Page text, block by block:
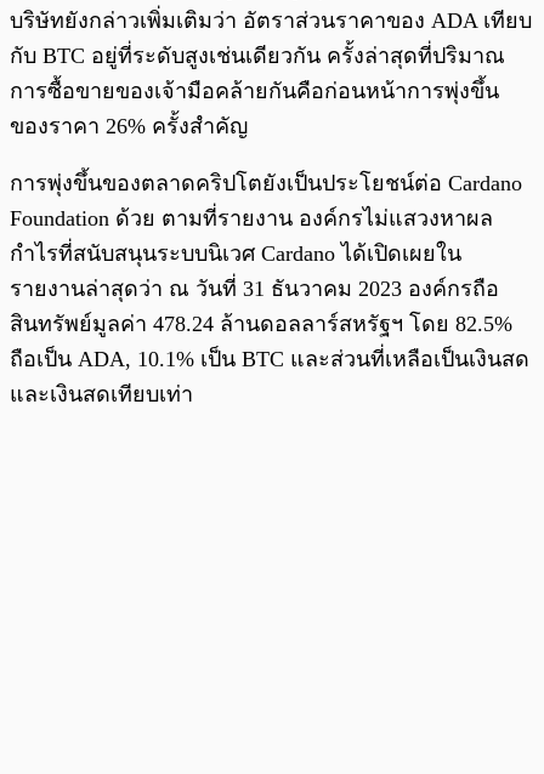
บริษัทยังกล่าวเพิ่มเติมว่า อัตราส่วนราคาของ ADA เทียบ
กับ BTC อยู่ที่ระดับสูงเช่นเดียวกัน ครั้งล่าสุดที่ปริมาณ
การซื้อขายของเจ้ามือคล้ายกันคือก่อนหน้าการพุ่งขึ้น
ของราคา 26% ครั้งสำคัญ
การพุ่งขึ้นของตลาดคริปโตยังเป็นประโยชน์ต่อ Cardano
Foundation ด้วย ตามที่รายงาน องค์กรไม่แสวงหาผล
กำไรที่สนับสนุนระบบนิเวศ Cardano ได้เปิดเผยใน
รายงานล่าสุดว่า ณ วันที่ 31 ธันวาคม 2023 องค์กรถือ
สินทรัพย์มูลค่า 478.24 ล้านดอลลาร์สหรัฐฯ โดย 82.5%
ถือเป็น ADA, 10.1% เป็น BTC และส่วนที่เหลือเป็นเงินสด
และเงินสดเทียบเท่า